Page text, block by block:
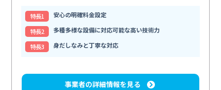
特⻑1
安心の明確料金設定
特⻑2
多種多様な設備に対応可能な高い技術力
特⻑3
身だしなみと丁寧な対応
事業者の詳細情報を見る